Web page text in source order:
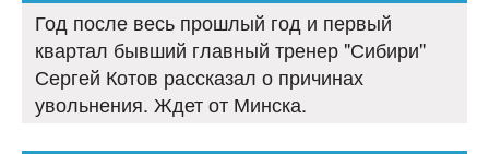
Год после весь прошлый год и первый
квартал бывший главный тренер "Сибири"
Сергей Котов рассказал о причинах
увольнения. Ждет от Минска.